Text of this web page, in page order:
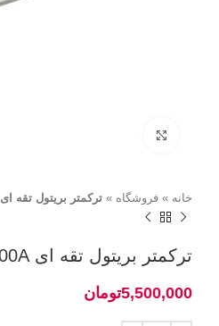
خانه » فروشگاه » ترکمتر بریتول تقه ای EVT3000A
ترکمتر بریتول تقه ای EVT3000A
تومان